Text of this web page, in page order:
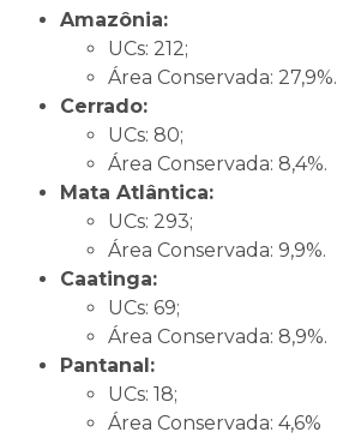
Amazônia:
UCs: 212;
Área Conservada: 27,9%.
Cerrado:
UCs: 80;
Área Conservada: 8,4%.
Mata Atlântica:
UCs: 293;
Área Conservada: 9,9%.
Caatinga:
UCs: 69;
Área Conservada: 8,9%.
Pantanal:
UCs: 18;
Área Conservada: 4,6%